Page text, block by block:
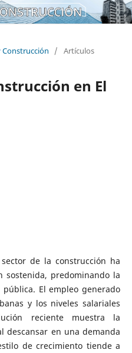
Construcción
/ Artículos
en El
de la construcción ha
sostenida, predominando la
El empleo generado
y los niveles salariales
reciente muestra la
descansar en una demanda
de crecimiento tiende a